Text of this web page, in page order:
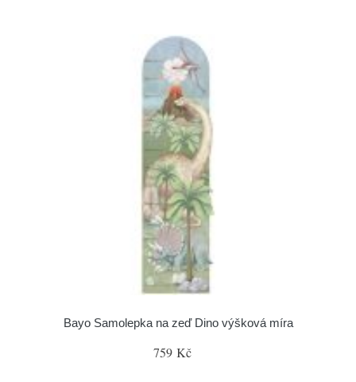
Bayo Samolepka na zeď Dino výšková míra
759 Kč